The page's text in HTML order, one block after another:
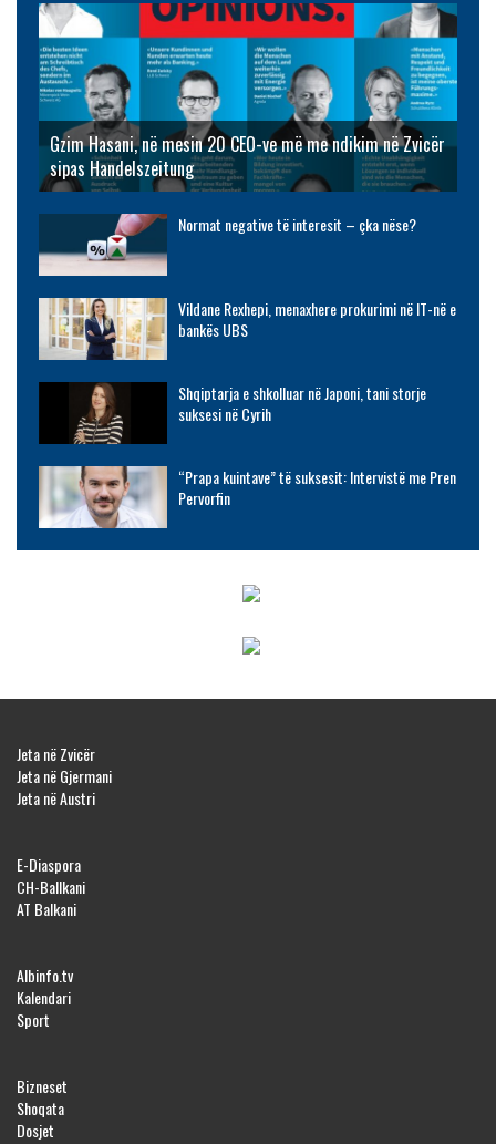
Gzim Hasani, në mesin 20 CEO-ve më me ndikim në Zvicër
sipas Handelszeitung
Normat negative të interesit – çka nëse?
Vildane Rexhepi, menaxhere prokurimi në IT-në e
bankës UBS
Shqiptarja e shkolluar në Japoni, tani storje
suksesi në Cyrih
“Prapa kuintave” të suksesit: Intervistë me Pren
Pervorfin
Jeta në Zvicër
Jeta në Gjermani
Jeta në Austri
E-Diaspora
CH-Ballkani
AT Balkani
Albinfo.tv
Kalendari
Sport
Bizneset
Shoqata
Dosjet